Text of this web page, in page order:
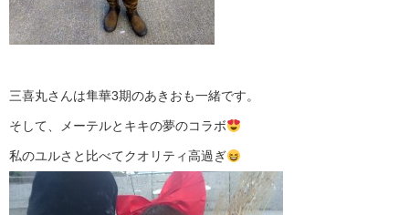
三喜丸さんは隼華3期のあきおも一緒です。
そして、メーテルとキキの夢のコラボ
私のユルさと比べてクオリティ高過ぎ